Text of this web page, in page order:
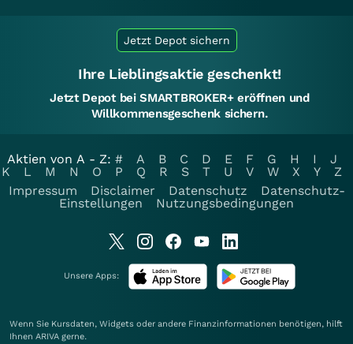
Jetzt Depot sichern
Ihre Lieblingsaktie geschenkt!
Jetzt Depot bei SMARTBROKER+ eröffnen und
Willkommensgeschenk sichern.
Aktien von A - Z: # A B C D E F G H I
J
K
L M N O P Q R S T U V W X Y
Z
Impressum
Disclaimer Datenschutz
Datenschutz-
Einstellungen
Nutzungsbedingungen
Unsere Apps:
Wenn Sie Kursdaten, Widgets oder andere Finanzinformationen benötigen, hilft
Ihnen ARIVA gerne.